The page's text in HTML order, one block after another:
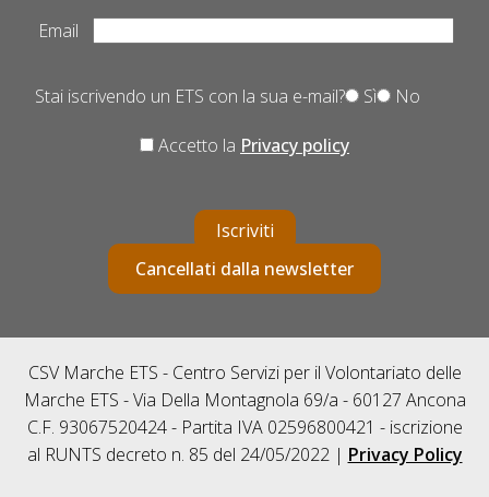
Email
Stai iscrivendo un ETS con la sua e-mail? Sì No
Accetto la Privacy policy
Iscriviti
Cancellati dalla newsletter
CSV Marche ETS - Centro Servizi per il Volontariato delle
Marche ETS - Via Della Montagnola 69/a - 60127 Ancona
C.F. 93067520424 - Partita IVA 02596800421 - iscrizione
al RUNTS decreto n. 85 del 24/05/2022 | Privacy Policy